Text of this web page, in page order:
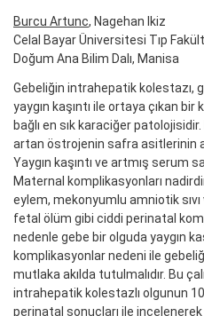
Burcu Artunc, Nagehan Ikiz
Celal Bayar Üniversitesi Tıp
Doğum Ana Bilim Dalı, Manisa
Gebeliğin intrahepatik kolestazı,
yaygın kaşıntı ile ortaya çıkan bir
bağlı en sık karaciğer
artan östrojenin safra asitlerinin
Yaygın kaşıntı ve artmış serum
Maternal komplikasyonları
eylem, mekonyumlu amniotik
fetal ölüm gibi ciddi perinatal
nedenle gebe bir olguda yaygın
komplikasyonlar nedeni ile
mutlaka akılda tutulmalıdır. Bu
intrahepatik kolestazlı olgunun
perinatal sonuçları ile incelenerek